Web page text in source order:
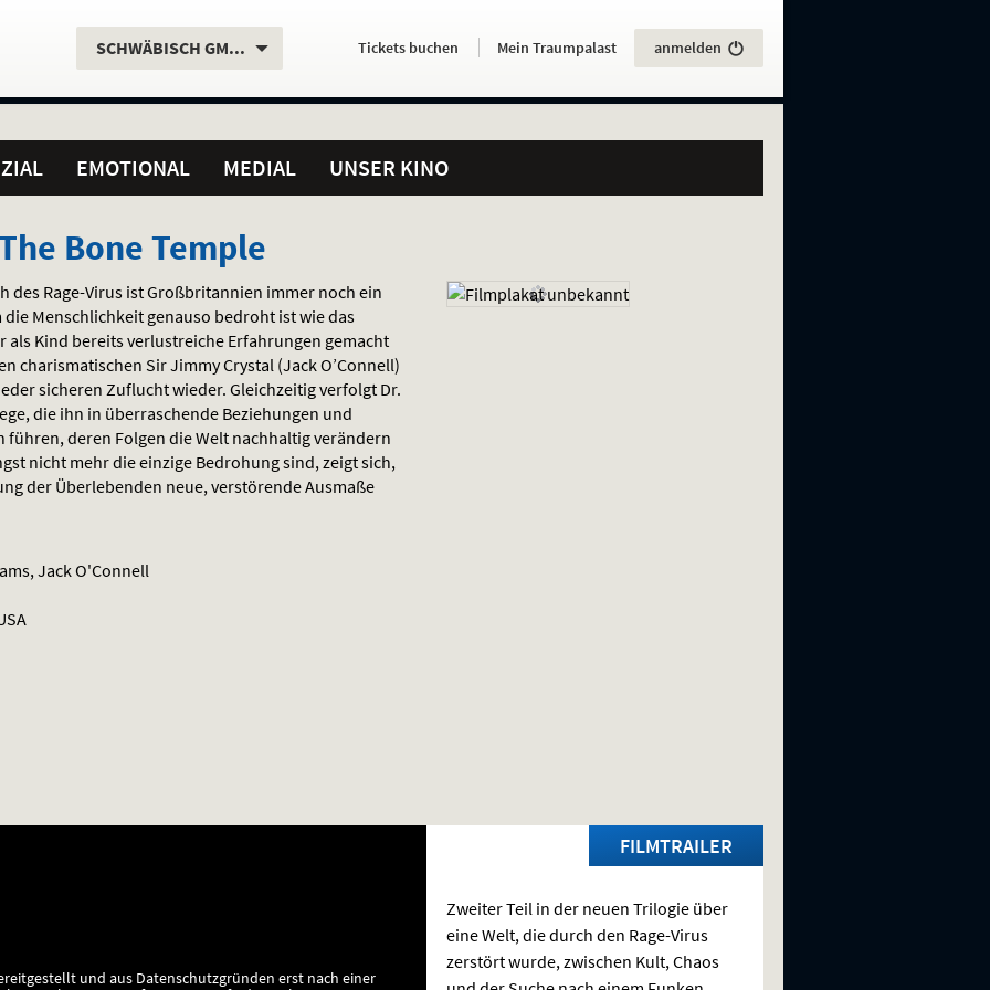
Aktueller
SCHWÄBISCH GMÜND. Servicefunktionen
Aktuelles
HierTickets buchen . Mein Traumpalast anmelden
EMOTIONAL MEDIAL UNSER KINO
Bone Temple
des Rage-Virus ist Großbritannien immer noch ein
Menschlichkeit genauso bedroht ist wie das
als Kind bereits verlustreiche Erfahrungen gemacht
charismatischen Sir Jimmy Crystal (Jack O’Connell)
sicheren Zuflucht wieder. Gleichzeitig verfolgt Dr.
die ihn in überraschende Beziehungen und
deren Folgen die Welt nachhaltig verändern
nicht mehr die einzige Bedrohung sind, zeigt sich,
der Überlebenden neue, verstörende Ausmaße
Jack O'Connell
FILMTRAILER
und aus Datenschutzgründen erst nach einer
Zweiter Teil in der neuen Trilogie über
eine Welt, die durch den Rage-Virus
zerstört wurde, zwischen Kult, Chaos